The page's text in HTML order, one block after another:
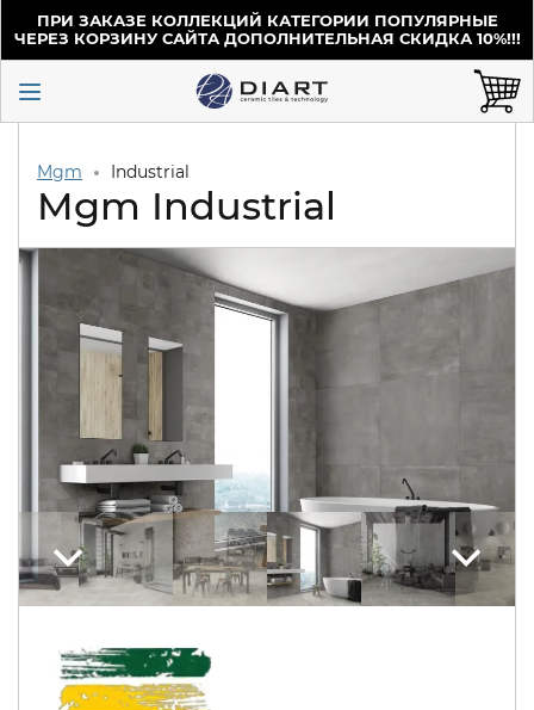
ПРИ ЗАКАЗЕ КОЛЛЕКЦИЙ КАТЕГОРИИ ПОПУЛЯРНЫЕ
ЧЕРЕЗ КОРЗИНУ САЙТА ДОПОЛНИТЕЛЬНАЯ СКИДКА 10%!!!
Mgm Industrial
Mgm Industrial